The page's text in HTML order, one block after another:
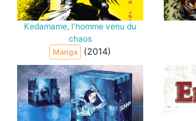
Kedamame, l'homme venu du
chaos
Manga (2014)